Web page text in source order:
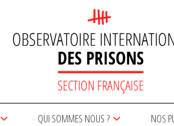
QUI SOMMES NOUS ? NOS